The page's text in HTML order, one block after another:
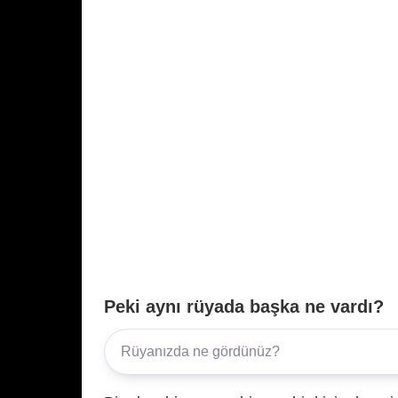
Peki aynı rüyada başka ne vardı?